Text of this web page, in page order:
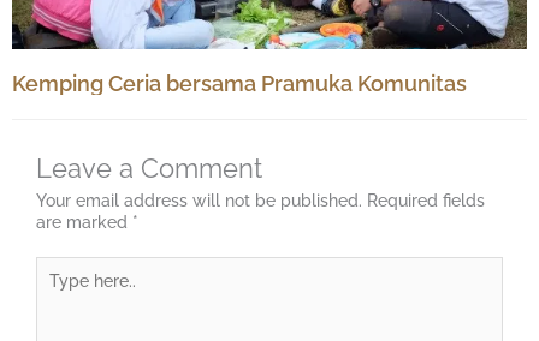
Kemping Ceria bersama Pramuka Komunitas
Leave a Comment
Your email address will not be published. Required fields
are marked *
here..